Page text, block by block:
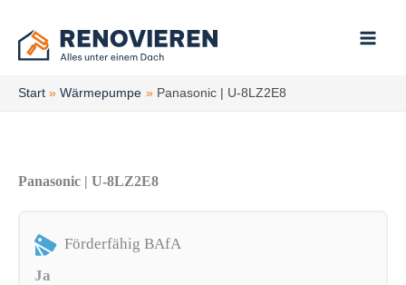
Inhalt
springen
Start Wärmepumpe Panasonic | U-8LZ2E8
Panasonic | U-8LZ2E8
Förderfähig BAfA
Ja